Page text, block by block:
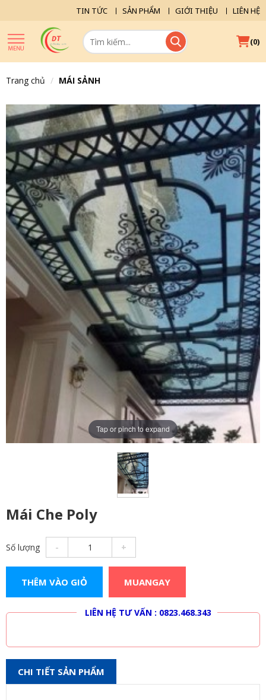
TIN TỨC SẢN PHẨM GIỚI THIỆU LIÊN HỆ
(0)
Trang chủ MÁI SẢNH
Tap or pinch to expand
Mái Che Poly
Số lượng - +
THÊM VÀO GIỎ MUANGAY
LIÊN HỆ MUA HÀNG
LIÊN HỆ TƯ VẤN : 0823.468.343
CHI TIẾT SẢN PHẨM